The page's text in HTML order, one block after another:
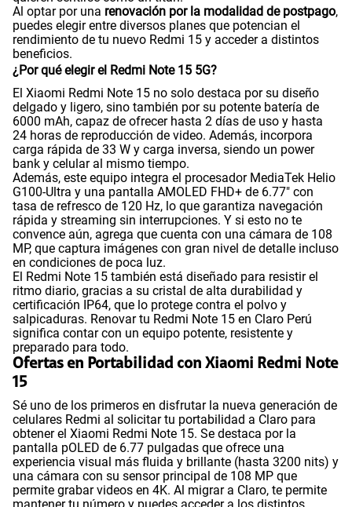
Al optar por una renovación por la modalidad de postpago,
puedes elegir entre diversos planes que potencian el
rendimiento de tu nuevo Redmi 15 y acceder a distintos
beneficios.
¿Por qué elegir el Redmi Note 15 5G?
El Xiaomi Redmi Note 15 no solo destaca por su diseño
delgado y ligero, sino también por su potente batería de
6000 mAh, capaz de ofrecer hasta 2 días de uso y hasta
24 horas de reproducción de video. Además, incorpora
carga rápida de 33 W y carga inversa, siendo un power
bank y celular al mismo tiempo.
Además, este equipo integra el procesador MediaTek Helio
G100-Ultra y una pantalla AMOLED FHD+ de 6.77" con
tasa de refresco de 120 Hz, lo que garantiza navegación
rápida y streaming sin interrupciones. Y si esto no te
convence aún, agrega que cuenta con una cámara de 108
MP, que captura imágenes con gran nivel de detalle incluso
en condiciones de poca luz.
El Redmi Note 15 también está diseñado para resistir el
ritmo diario, gracias a su cristal de alta durabilidad y
certificación IP64, que lo protege contra el polvo y
salpicaduras. Renovar tu Redmi Note 15 en Claro Perú
significa contar con un equipo potente, resistente y
preparado para todo.
Ofertas en Portabilidad con Xiaomi Redmi Note
15
Sé uno de los primeros en disfrutar la nueva generación de
celulares Redmi al solicitar tu portabilidad a Claro para
obtener el Xiaomi Redmi Note 15. Se destaca por la
pantalla pOLED de 6.77 pulgadas que ofrece una
experiencia visual más fluida y brillante (hasta 3200 nits) y
una cámara con su sensor principal de 108 MP que
permite grabar videos en 4K. Al migrar a Claro, te permite